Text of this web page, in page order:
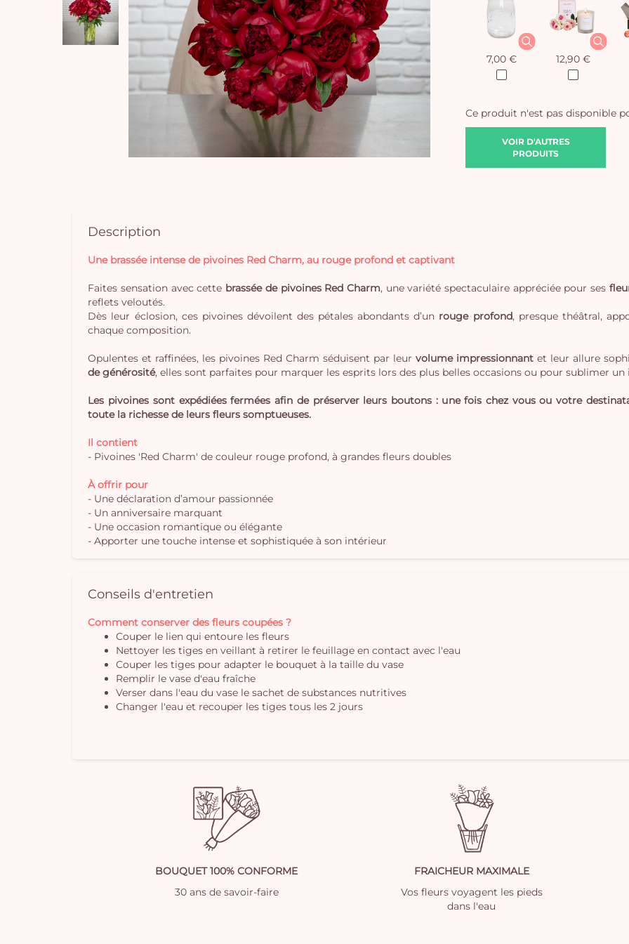
Ce produit n'est pas disponible
VOIR D'AUTRES
PRODUITS
7,00 € 12,90 €
Description
Une brassée intense de pivoines Red Charm, au rouge profond et captivant
Faites sensation avec cette brassée de pivoines Red Charm, une variété spectaculaire appréciée pour ses
reflets veloutés.
Dès leur éclosion, ces pivoines dévoilent des pétales abondants d’un rouge profond, presque théâtral,
chaque composition.
Opulentes et raffinées, les pivoines Red Charm séduisent par leurvolume impressionnant et leur allure
de générosité, elles sont parfaites pour marquer les esprits lors des plus belles occasions ou pour sublimer
Les pivoines sont expédiées fermées afin de préserver leurs boutons : une fois chez vous ou votre
toute la richesse de leurs fleurs somptueuses.
Il contient
- Pivoines 'Red Charm' de couleur rouge profond, à grandes fleurs doubles
À offrir pour
- Une déclaration d’amour passionnée
- Un anniversaire marquant
- Une occasion romantique ou élégante
- Apporter une touche intense et sophistiquée à son intérieur
Conseils d'entretien
Comment conserver des fleurs coupées ?
Couper le lien qui entoure les fleurs
Nettoyer les tiges en veillant à retirer le feuillage en contact avec l'eau
Couper les tiges pour adapter le bouquet à la taille du vase
Remplir le vase d'eau fraîche
Verser dans l'eau du vase le sachet de substances nutritives
Changer l'eau et recouper les tiges tous les 2 jours
BOUQUET 100% CONFORME
30 ans de savoir-faire
FRAICHEUR MAXIMALE
Vos fleurs voyagent les pieds
dans l'eau